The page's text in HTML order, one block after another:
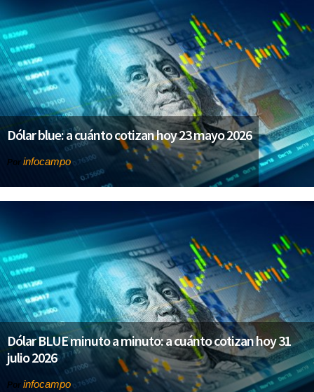
Dólar blue: a cuánto cotizan hoy 23 mayo 2026
Por infocampo
Dólar BLUE minuto a minuto: a cuánto cotizan hoy 31
julio 2026
Por infocampo